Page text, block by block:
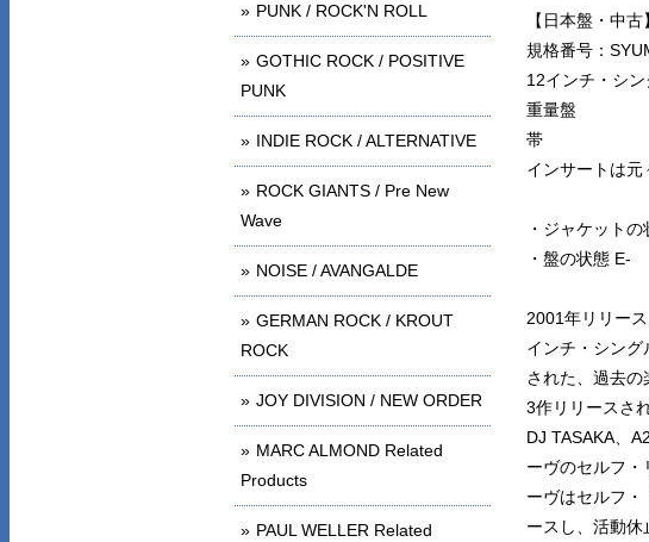
【日本盤・中
規格番号：
12インチ・シ
重量盤
帯
インサートは元
・ジャケットの
・盤の状態 E-
2001年リリー
インチ・シン
された、過去
3作リリースさ
DJ TASAKA、
ーヴのセルフ
ーヴはセルフ
ースし、活動休
PUNK / ROCK'N ROLL
GOTHIC ROCK / POSITIVE
PUNK
INDIE ROCK / ALTERNATIVE
ROCK GIANTS / Pre New
Wave
NOISE / AVANGALDE
GERMAN ROCK / KROUT
ROCK
JOY DIVISION / NEW ORDER
MARC ALMOND Related
Products
PAUL WELLER Related